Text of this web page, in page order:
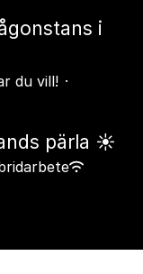
i
du vill! ·
pärla ☀️